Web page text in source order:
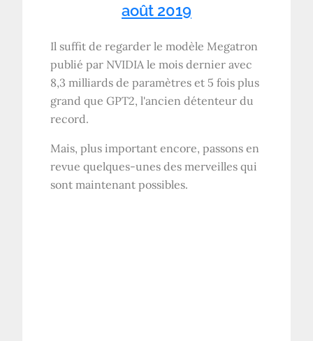
août 2019
Il suffit de regarder le modèle Megatron
publié par NVIDIA le mois dernier avec
8,3 milliards de paramètres et 5 fois plus
grand que GPT2, l'ancien détenteur du
record.
Mais, plus important encore, passons en
revue quelques-unes des merveilles qui
sont maintenant possibles.